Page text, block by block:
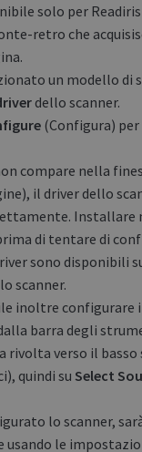
solo per
retro che
un modello di
dello scanner.
(Configura)
compare nella
il driver dello
Installare
di tentare di
sono disponibili
scanner.
inoltre configurare
barra degli
rivolta verso il
quindi su Select
lo scanner,
usando le